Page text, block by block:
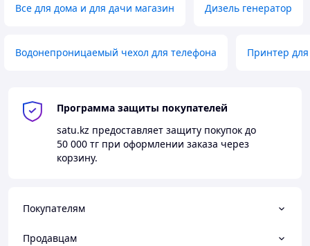
Все для дома и для дачи магазин Дизель генератор
Водонепроницаемый чехол для телефона Принтер
Программа защиты покупателей
satu.kz предоставляет защиту покупок до
50 000 тг при оформлении заказа через
корзину.
Покупателям
Продавцам